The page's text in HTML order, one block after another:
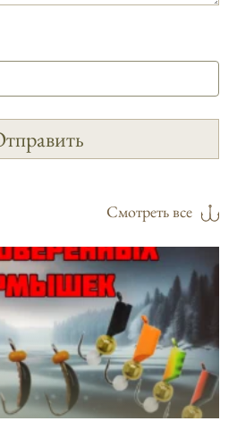
подготовке к рыбалке
клева.
луны, я всегда могу
на зимой помогает выбрать
каждом типе рыбы в
выбрать наилучшие
учитывает влияние лунных
условий на активность
Смотреть все